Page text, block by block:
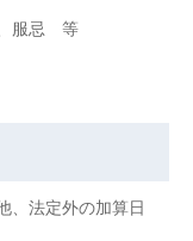
、服忌 等
、法定外の加算日